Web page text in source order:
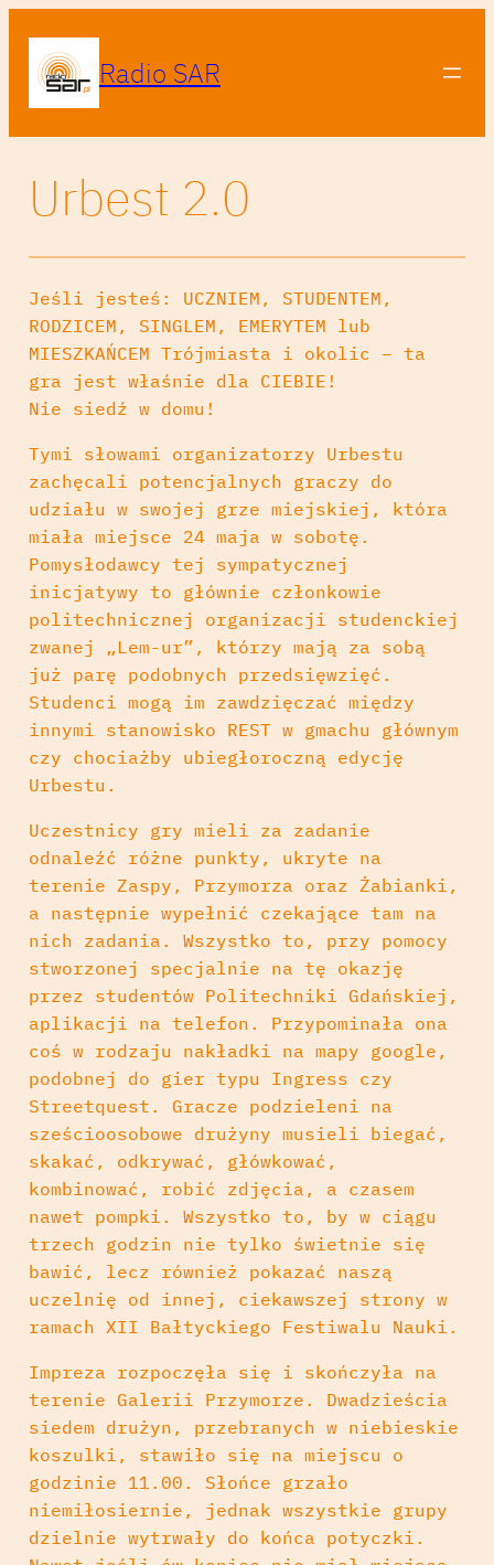
Radio SAR
Urbest 2.0
Jeśli jesteś: UCZNIEM, STUDENTEM,
RODZICEM, SINGLEM, EMERYTEM lub
MIESZKAŃCEM Trójmiasta i okolic – ta
gra jest właśnie dla CIEBIE!
Nie siedź w domu!
Tymi słowami organizatorzy Urbestu
zachęcali potencjalnych graczy do
udziału w swojej grze miejskiej, która
miała miejsce 24 maja w sobotę.
Pomysłodawcy tej sympatycznej
inicjatywy to głównie członkowie
politechnicznej organizacji studenckiej
zwanej „Lem-ur”, którzy mają za sobą
już parę podobnych przedsięwzięć.
Studenci mogą im zawdzięczać między
innymi stanowisko REST w gmachu głównym
czy chociażby ubiegłoroczną edycję
Urbestu.
Uczestnicy gry mieli za zadanie
odnaleźć różne punkty, ukryte na
terenie Zaspy, Przymorza oraz Żabianki,
a następnie wypełnić czekające tam na
nich zadania. Wszystko to, przy pomocy
stworzonej specjalnie na tę okazję
przez studentów Politechniki Gdańskiej,
aplikacji na telefon. Przypominała ona
coś w rodzaju nakładki na mapy google,
podobnej do gier typu Ingress czy
Streetquest. Gracze podzieleni na
sześcioosobowe drużyny musieli biegać,
skakać, odkrywać, główkować,
kombinować, robić zdjęcia, a czasem
nawet pompki. Wszystko to, by w ciągu
trzech godzin nie tylko świetnie się
bawić, lecz również pokazać naszą
uczelnię od innej, ciekawszej strony w
ramach XII Bałtyckiego Festiwalu Nauki.
Impreza rozpoczęła się i skończyła na
terenie Galerii Przymorze. Dwadzieścia
siedem drużyn, przebranych w niebieskie
koszulki, stawiło się na miejscu o
godzinie 11.00. Słońce grzało
niemiłosiernie, jednak wszystkie grupy
dzielnie wytrwały do końca potyczki.